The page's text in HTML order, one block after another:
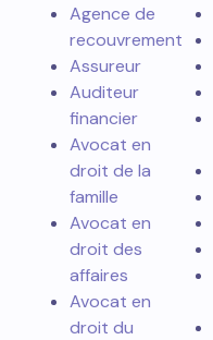
Agence de
recouvrement
Assureur
Auditeur
financier
Avocat en
droit de la
famille
Avocat en
droit des
affaires
Avocat en
droit du